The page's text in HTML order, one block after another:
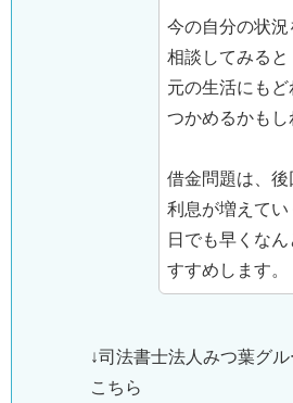
今の自分の状
相談してみる
元の生活にも
つかめるかもし
借金問題は、
利息が増えてい
日でも早くな
すすめします。
↓司法書士法人みつ葉グ
こちら